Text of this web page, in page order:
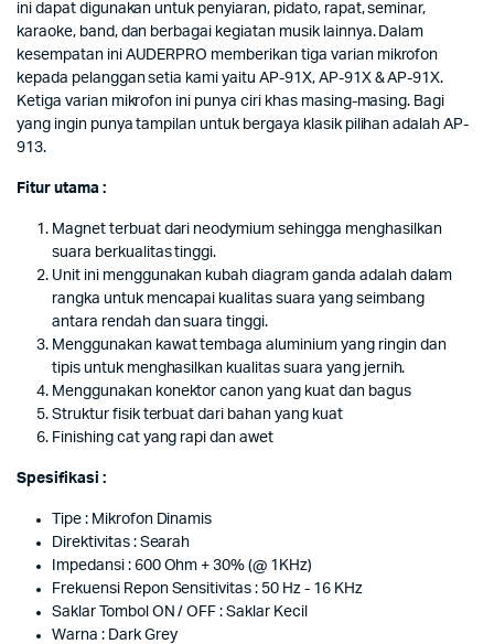
ini dapat digunakan untuk penyiaran, pidato, rapat, seminar,
karaoke, band, dan berbagai kegiatan musik lainnya. Dalam
kesempatan ini AUDERPRO memberikan tiga varian mikrofon
kepada pelanggan setia kami yaitu AP-91X, AP-91X & AP-91X.
Ketiga varian mikrofon ini punya ciri khas masing-masing. Bagi
yang ingin punya tampilan untuk bergaya klasik pilihan adalah AP-
913.
Fitur utama :
Magnet terbuat dari neodymium sehingga menghasilkan
suara berkualitas tinggi.
Unit ini menggunakan kubah diagram ganda adalah dalam
rangka untuk mencapai kualitas suara yang seimbang
antara rendah dan suara tinggi.
Menggunakan kawat tembaga aluminium yang ringin dan
tipis untuk menghasilkan kualitas suara yang jernih.
Menggunakan konektor canon yang kuat dan bagus
Struktur fisik terbuat dari bahan yang kuat
Finishing cat yang rapi dan awet
Spesifikasi :
Tipe : Mikrofon Dinamis
Direktivitas : Searah
Impedansi : 600 Ohm + 30% (@ 1KHz)
Frekuensi Repon Sensitivitas : 50 Hz - 16 KHz
Saklar Tombol ON / OFF : Saklar Kecil
Warna : Dark Grey